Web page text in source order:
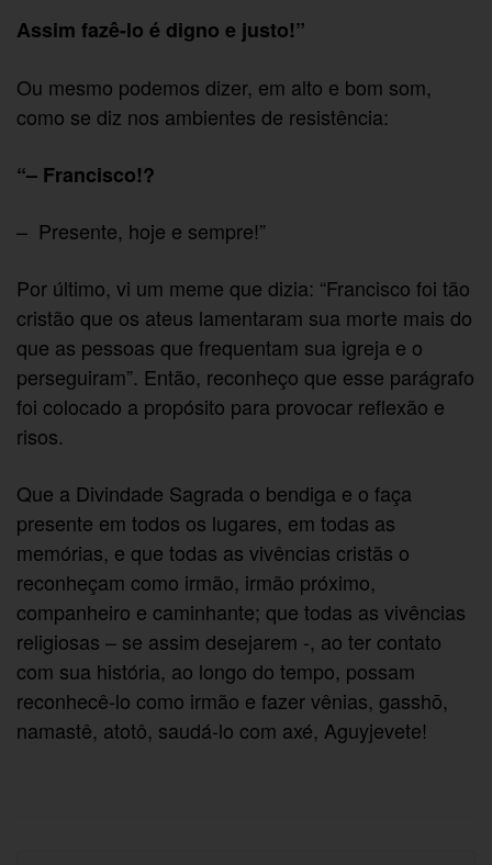
Assim fazê-lo é digno e justo!”
Ou mesmo podemos dizer, em alto e bom som,
como se diz nos ambientes de resistência:
“– Francisco!?
– Presente, hoje e sempre!”
Por último, vi um meme que dizia: “Francisco foi tão
cristão que os ateus lamentaram sua morte mais do
que as pessoas que frequentam sua igreja e o
perseguiram”. Então, reconheço que esse parágrafo
foi colocado a propósito para provocar reflexão e
risos.
Que a Divindade Sagrada o bendiga e o faça
presente em todos os lugares, em todas as
memórias, e que todas as vivências cristãs o
reconheçam como irmão, irmão próximo,
companheiro e caminhante; que todas as vivências
religiosas – se assim desejarem -, ao ter contato
com sua história, ao longo do tempo, possam
reconhecê-lo como irmão e fazer vênias, gasshō,
namastê, atotô, saudá-lo com axé, Aguyjevete!